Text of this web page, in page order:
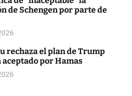
de Schengen por parte de
rechaza el plan de Trump
aceptado por Hamas